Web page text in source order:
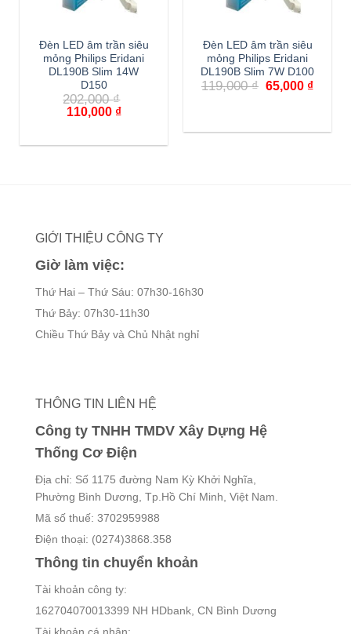
Đèn LED âm trần siêu
mỏng Philips Eridani
DL190B Slim 14W
D150
202,000₫
Giá
202,000 ₫.
110,000 ₫Giá
là:
Đèn LED âm trần siêu
mỏng Philips Eridani
DL190B Slim 7W D100
119,000₫ Giá
65,000 ₫Giá
GIỚI THIỆU CÔNG TY
Giờ làm việc:
Thứ Hai – Thứ Sáu: 07h30-16h30
Thứ Bảy: 07h30-11h30
Chiều Thứ Bảy và Chủ Nhật nghỉ
THÔNG TIN LIÊN HỆ
Công ty TNHH TMDV Xây Dựng Hệ
Thống Cơ Điện
Địa chỉ: Số 1175 đường Nam Kỳ Khởi Nghĩa,
Phường Bình Dương, Tp.Hồ Chí Minh, Việt Nam.
Mã số thuế: 3702959988
Điện thoại: (0274)3868.358
Thông tin chuyển khoản
Tài khoản công ty:
162704070013399 NH HDbank, CN Bình Dương
Tài khoản cá nhân: